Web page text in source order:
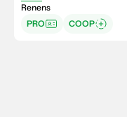
Renens
PRO
COOP